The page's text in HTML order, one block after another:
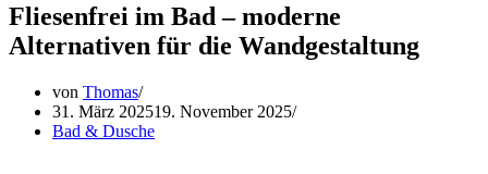
Fliesenfrei im Bad – moderne
Alternativen für die Wandgestaltung
von Thomas
31. März 202519. November 2025
Bad & Dusche